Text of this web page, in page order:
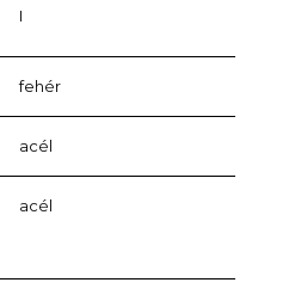
I
fehér
acél
acél